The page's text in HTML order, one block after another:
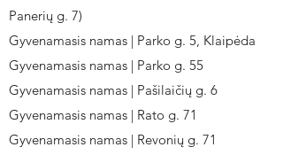
Panerių g. 7)
Gyvenamasis namas | Parko g. 5, Klaipėda
Gyvenamasis namas | Parko g. 55
Gyvenamasis namas | Pašilaičių g. 6
Gyvenamasis namas | Rato g. 71
Gyvenamasis namas | Revonių g. 71